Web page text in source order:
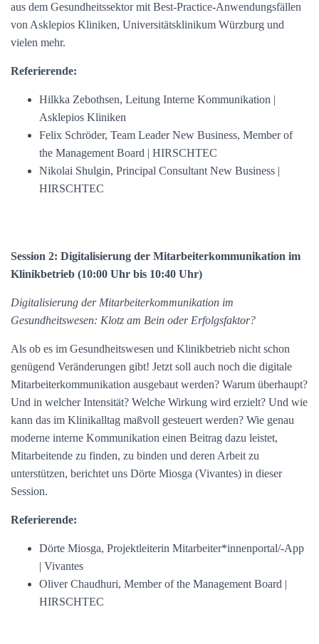
aus dem Gesundheitssektor mit Best-Practice-Anwendungsfällen
von Asklepios Kliniken, Universitätsklinikum Würzburg und
vielen mehr.
Referierende:
Hilkka Zebothsen, Leitung Interne Kommunikation |
Asklepios Kliniken
Felix Schröder, Team Leader New Business, Member of
the Management Board | HIRSCHTEC
Nikolai Shulgin, Principal Consultant New Business |
HIRSCHTEC
Session 2: Digitalisierung der Mitarbeiterkommunikation im
Klinikbetrieb (10:00 Uhr bis 10:40 Uhr)
Digitalisierung der Mitarbeiterkommunikation im
Gesundheitswesen: Klotz am Bein oder Erfolgsfaktor?
Als ob es im Gesundheitswesen und Klinikbetrieb nicht schon
genügend Veränderungen gibt! Jetzt soll auch noch die digitale
Mitarbeiterkommunikation ausgebaut werden? Warum überhaupt?
Und in welcher Intensität? Welche Wirkung wird erzielt? Und wie
kann das im Klinikalltag maßvoll gesteuert werden? Wie genau
moderne interne Kommunikation einen Beitrag dazu leistet,
Mitarbeitende zu finden, zu binden und deren Arbeit zu
unterstützen, berichtet uns Dörte Miosga (Vivantes) in dieser
Session.
Referierende:
Dörte Miosga, Projektleiterin Mitarbeiter*innenportal/-App
| Vivantes
Oliver Chaudhuri, Member of the Management Board |
HIRSCHTEC